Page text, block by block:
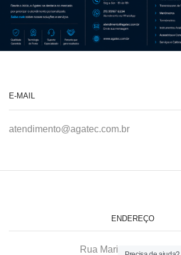
E-MAIL
atendimento@agatec.com.br
ENDEREÇO
Rua Maria Afonso, 166-A